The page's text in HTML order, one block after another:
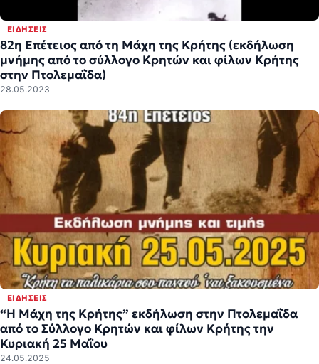
ΕΙΔΉΣΕΙΣ
82η Επέτειος από τη Μάχη της Κρήτης (εκδήλωση
μνήμης από το σύλλογο Κρητών και φίλων Κρήτης
στην Πτολεμαΐδα)
28.05.2023
ΕΙΔΉΣΕΙΣ
“Η Μάχη της Κρήτης” εκδήλωση στην Πτολεμαΐδα
από το Σύλλογο Κρητών και φίλων Κρήτης την
Κυριακή 25 Μαΐου
24.05.2025